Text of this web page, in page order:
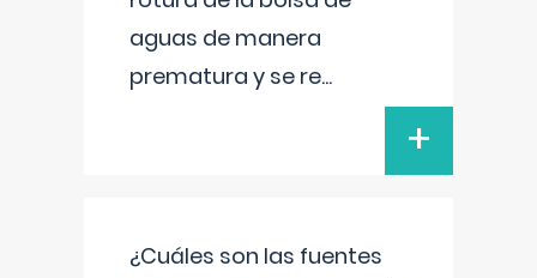
aguas de manera
prematura y se re...
+
¿Cuáles son las fuentes